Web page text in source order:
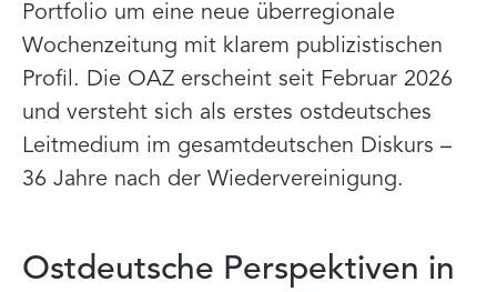
Portfolio um eine neue überregionale
Wochenzeitung mit klarem publizistischen
Profil. Die OAZ erscheint seit Februar 2026
und versteht sich als erstes ostdeutsches
Leitmedium im gesamtdeutschen Diskurs –
36 Jahre nach der Wiedervereinigung.
Ostdeutsche Perspektiven in